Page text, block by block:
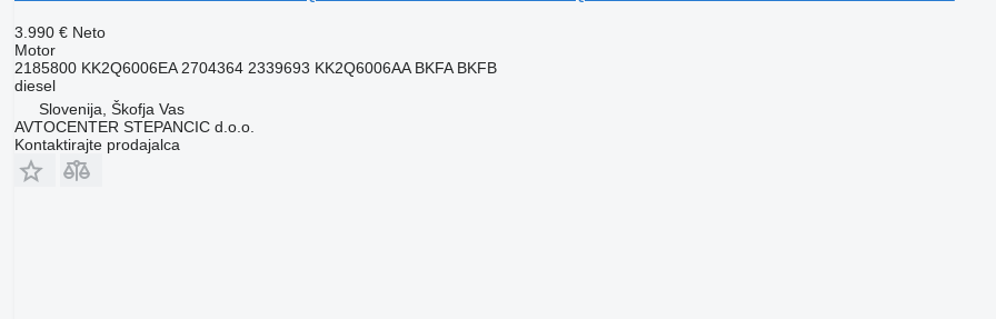
3.990 € Neto
Motor
2185800 KK2Q6006EA 2704364 2339693 KK2Q6006AA BKFA BKFB
diesel
Slovenija, Škofja Vas
AVTOCENTER STEPANCIC d.o.o.
Kontaktirajte prodajalca